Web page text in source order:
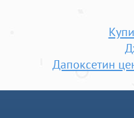
Дапоксетин